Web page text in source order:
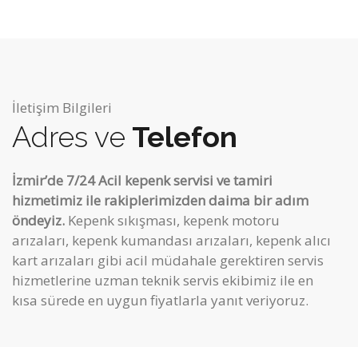
İletişim Bilgileri
Adres ve Telefon
İzmir’de 7/24 Acil kepenk servisi ve tamiri
hizmetimiz ile rakiplerimizden daima bir adım
öndeyiz. Kepenk sıkışması, kepenk motoru
arızaları, kepenk kumandası arızaları, kepenk alıcı
kart arızaları gibi acil müdahale gerektiren servis
hizmetlerine uzman teknik servis ekibimiz ile en
kısa sürede en uygun fiyatlarla yanıt veriyoruz.